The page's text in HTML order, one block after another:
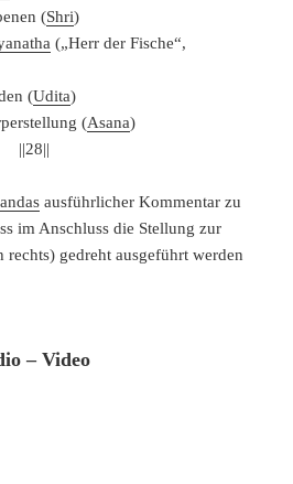
(Shri)
(„Herr der Fische“,
(Udita)
(Asana)
ausführlicher Kommentar zu
im Anschluss die Stellung zur
rechts) gedreht ausgeführt werden
– Video